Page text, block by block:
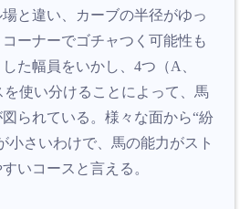
と違い、カーブの半径がゆっ
ーナーでゴチャつく可能性も
た幅員をいかし、4つ（A、
使い分けることによって、馬
られている。様々な面から“紛
小さいわけで、馬の能力がスト
いコースと言える。